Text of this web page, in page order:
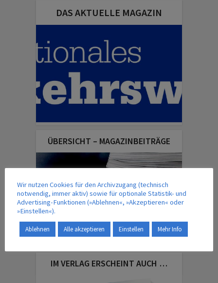
DAS AKTUELLE MAGAZIN
ÜBERSICHT – MAGAZINBEITRÄGE
IM VERLAG ERSCHEINT AUCH …
Wir nutzen Cookies für den Archivzugang (technisch
notwendig, immer aktiv) sowie für optionale Statistik- und
Advertising-Funktionen (»Ablehnen«, »Akzeptieren« oder
»Einstellen«).
Ablehnen Alle akzeptieren Einstellen Mehr Info